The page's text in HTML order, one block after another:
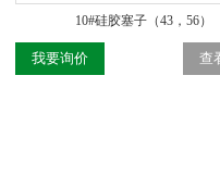
10#硅胶塞子（43，56）
我要询价 查